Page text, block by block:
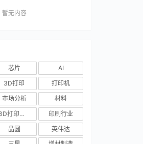
暂无内容
芯片
AI
3D打印
打印机
市场分析
材料
3D打印技术
印刷行业
晶圆
英伟达